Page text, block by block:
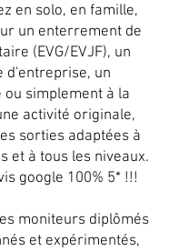
en solo, en famille,
un enterrement de
(EVG/EVJF), un
d'entreprise, un
simplement à la
activité originale,
sorties adaptées à
et à tous les niveaux.
google 100% 5* !!!
moniteurs diplômés
et expérimentés,